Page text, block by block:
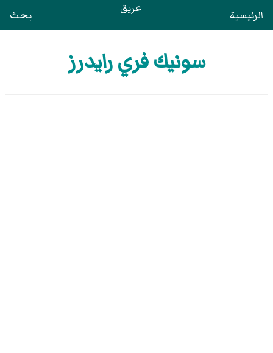
الرئيسية عريق بحث
سونيك فري رايدرز